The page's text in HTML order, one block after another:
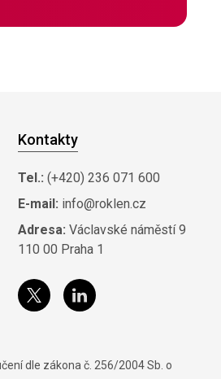
Kontakty
Tel.: (+420) 236 071 600
E-mail: info@roklen.cz
Adresa: Václavské náměstí 9
110 00 Praha 1
dle zákona č. 256/2004 Sb. o